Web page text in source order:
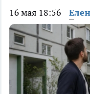
16 мая 18:56